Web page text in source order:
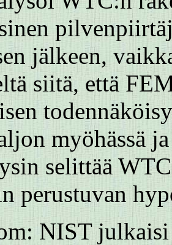
jälkeen,
siitä, että
myöhässä
selittää
perustuvan
NIST